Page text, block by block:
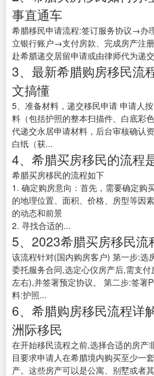
事直通车
希腊移民申请流程:签订服务协议→办
立银行账户→支付房款、完成房产注
赴希腊递交居留申请或由律师代为递
3、最新希腊购房移民流
文搞懂
5、准备材料，递交移民申请 申请人
料（包括护照的整本扫描件、白底彩
代递交永居申请材料，后台审核确认
白纸（获...
4、希腊买房移民的流程
希腊买房移民的流程如下
1. 确定购房意向：首先，需要确定购
的地理位置、面积、价格、房型等因
的动态和前景
2. 寻找合适的...
5、2023希腊买房移民流
该流程针对(国内购房客户) 第一步:选
委托服务合同,选定心仪房产后,需支
左右),并签署预定协议。 第二步:签署
料:护照...
6、希腊购房移民流程详
洲际移民
在开始移民流程之前,选择合适的房产
目要求申请人在希腊境内购买至少一
产。这些房产可以是公寓、别墅或者